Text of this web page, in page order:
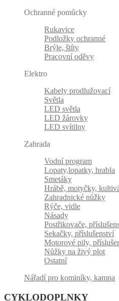
Ochranné pomůcky
Rukavice
Podložky ochranné
Brýle, štíty
Pracovní oděvy
Elektro
Kabely prodlužovací
Světla
LED světla
LED žárovky
LED svítilny
Zahrada
Vodní program
Lopaty,lopatky, hrabla
Smetáky
Hrábě, motyčky,
Zahradnické nůžky
Rýče, vidle
Násady
Postřikovače,
Sekačky, příslušenství
Motorové pily,
Nůžky na živý plot
Ostatní
Nářadí pro kominíky, kamna
CYKLODOPLNKY